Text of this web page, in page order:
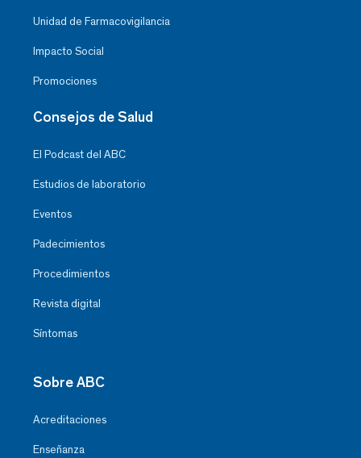
Unidad de Farmacovigilancia
Impacto Social
Promociones
Consejos de Salud
El Podcast del ABC
Estudios de laboratorio
Eventos
Padecimientos
Procedimientos
Revista digital
Síntomas
Sobre ABC
Acreditaciones
Enseñanza